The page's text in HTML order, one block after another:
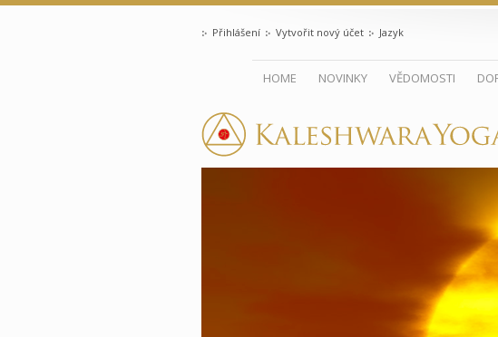
Přihlášení Vytvořit nový účet Jazyk
HOME NOVINKY VĚDOMOSTI